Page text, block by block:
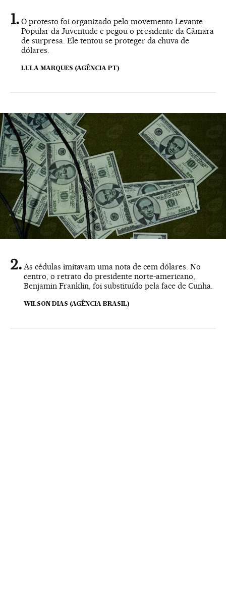
O protesto foi organizado pelo movemento Levante
Popular da Juventude e pegou o presidente da Câmara
de surpresa. Ele tentou se proteger da chuva de
dólares.
LULA MARQUES (AGÊNCIA PT)
As cédulas imitavam uma nota de cem dólares. No
centro, o retrato do presidente norte-americano,
Benjamin Franklin, foi substituído pela face de Cunha.
WILSON DIAS (AGÊNCIA BRASIL)